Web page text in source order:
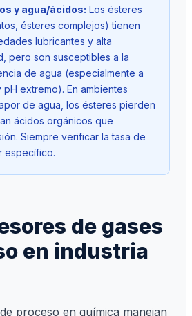
y agua/ácidos: Los ésteres
ésteres complejos) tienen
lubricantes y alta
pero son susceptibles a la
de agua (especialmente a
extremo). En ambientes
de agua, los ésteres pierden
ácidos orgánicos que
Siempre verificar la tasa de
específico.
de gases
en industria
proceso en química manejan